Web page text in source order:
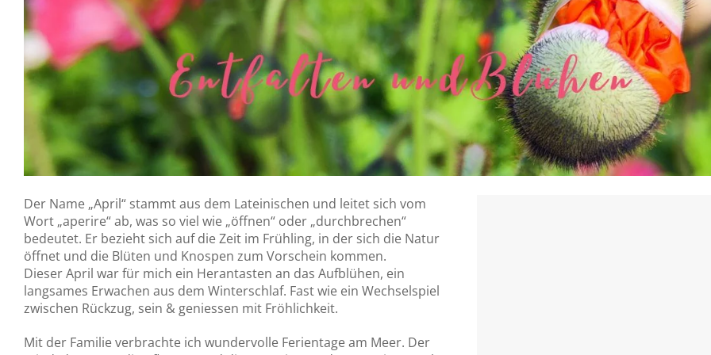
Der Name „April“ stammt aus dem Lateinischen und leitet sich vom
Wort „aperire“ ab, was so viel wie „öffnen“ oder „durchbrechen“
bedeutet. Er bezieht sich auf die Zeit im Frühling, in der sich die Natur
öffnet und die Blüten und Knospen zum Vorschein kommen.
Dieser April war für mich ein Herantasten an das Aufblühen, ein
langsames Erwachen aus dem Winterschlaf. Fast wie ein Wechselspiel
zwischen Rückzug, sein & geniessen mit Fröhlichkeit.
Mit der Familie verbrachte ich wundervolle Ferientage am Meer. Der